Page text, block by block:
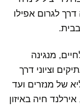
לגרום אפילו
מנגינה
וציוני דרך
של מנזרים ועד
חיה באיזון